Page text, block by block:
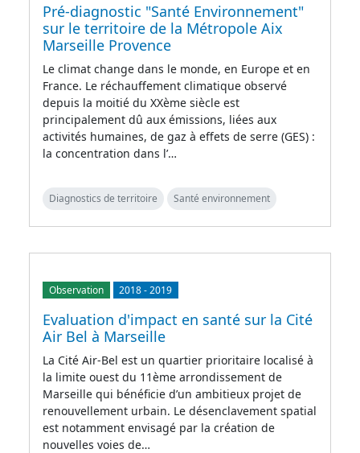
Pré-diagnostic "Santé Environnement"
sur le territoire de la Métropole Aix
Marseille Provence
Le climat change dans le monde, en Europe et en
France. Le réchauffement climatique observé
depuis la moitié du XXème siècle est
principalement dû aux émissions, liées aux
activités humaines, de gaz à effets de serre (GES) :
la concentration dans l’…
Diagnostics de territoire Santé environnement
Observation 2018-2019
Evaluation d'impact en santé sur la Cité
Air Bel à Marseille
La Cité Air-Bel est un quartier prioritaire localisé à
la limite ouest du 11ème arrondissement de
Marseille qui bénéficie d’un ambitieux projet de
renouvellement urbain. Le désenclavement spatial
est notamment envisagé par la création de
nouvelles voies de…